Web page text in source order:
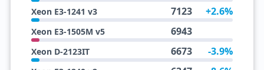
Xeon E3-1241 v3 7123 +2.6%
Xeon E3-1505M v5 6943
Xeon D-2123IT 6673 -3.9%